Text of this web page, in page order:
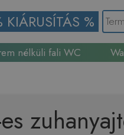
KIÁRUSÍTÁS %
nélküli fali WC